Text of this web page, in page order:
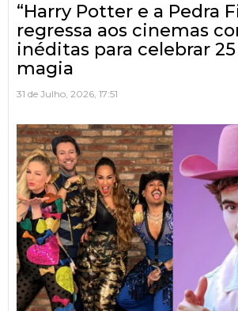
“Harry Potter e a Pedra
regressa aos cinemas
inéditas para celebrar
magia
31 de Julho, 2026, 17:51